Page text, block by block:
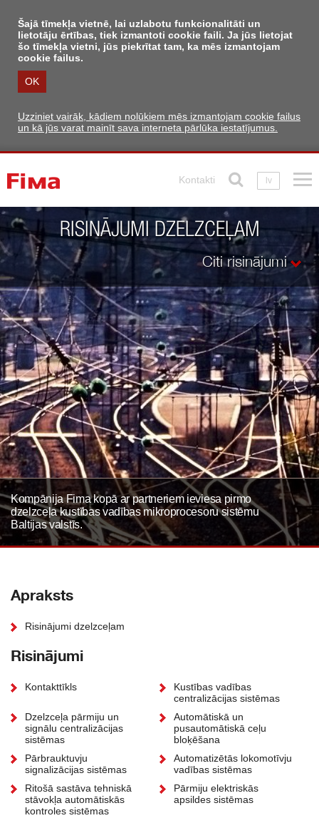
Šajā tīmekļa vietnē, lai uzlabotu funkcionalitāti un
lietotāju ērtības, tiek izmantoti cookie faili. Ja jūs lietojat
šo tīmekļa vietni, jūs piekrītat tam, ka mēs izmantojam
cookie failus.
OK
Uzziniet vairāk, kādiem nolūkiem mēs izmantojam cookie failus
un kā jūs varat mainīt sava interneta pārlūka iestatījumus.
Kontakti lv
RISINĀJUMI DZELZCEĻAM
Citi risinājumi
Kompānija Fima kopā ar partneriem ieviesa pirmo
dzelzceļa kustības vadības mikroprocesoru sistēmu
Baltijas valstīs.
Apraksts
Risinājumi dzelzceļam
Risinājumi
Kontakttīkls
Kustības vadības
centralizācijas sistēmas
Dzelzceļa pārmiju un
signālu centralizācijas
sistēmas
Automātiskā un
pusautomātiskā ceļu
bloķēšana
Pārbrauktuvju
signalizācijas sistēmas
Automatizētās lokomotīvju
vadības sistēmas
Ritošā sastāva tehniskā
stāvokļa automātiskās
kontroles sistēmas
Pārmiju elektriskās
apsildes sistēmas